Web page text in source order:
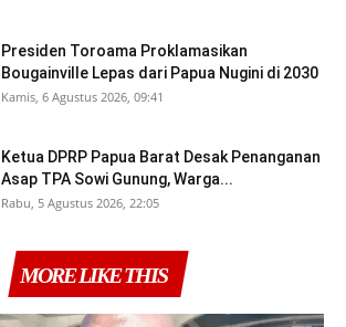
Presiden Toroama Proklamasikan
Bougainville Lepas dari Papua Nugini di 2030
Kamis, 6 Agustus 2026, 09:41
Ketua DPRP Papua Barat Desak Penanganan
Asap TPA Sowi Gunung, Warga...
Rabu, 5 Agustus 2026, 22:05
MORE LIKE THIS